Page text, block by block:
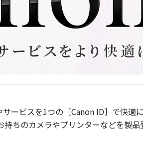
ービスを1つの［Canon ID］で快適
ちのカメラやプリンターなどを製